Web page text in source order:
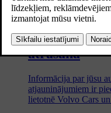
atrašana
Informācija par jūsu
atjauninājumiem ir
lietotnē Volvo Cars